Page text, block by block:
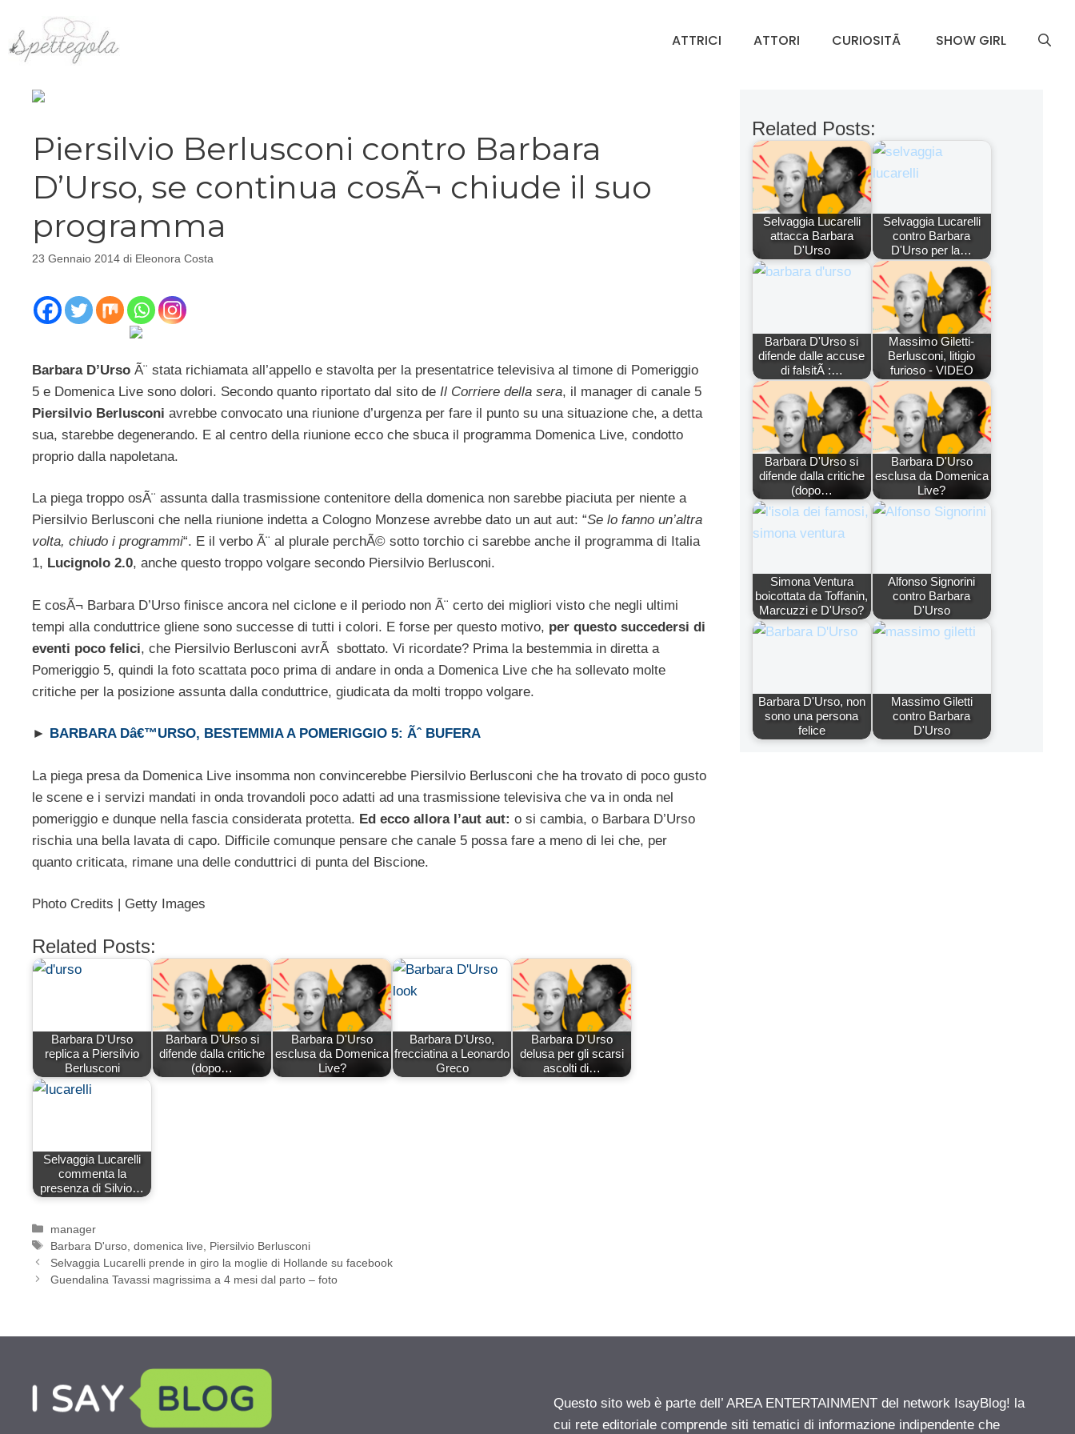
contenuto
ATTRICI ATTORI CURIOSITÃ SHOW GIRL
Piersilvio Berlusconi contro Barbara
D’Urso, se continua cosÃ¬ chiude il suo
programma
23 Gennaio 2014 di Eleonora Costa
Barbara D’Urso Ã¨ stata richiamata all’appello e stavolta per la presentatrice televisiva al timone di Pomeriggio
5 e Domenica Live sono dolori. Secondo quanto riportato dal sito de Il Corriere della sera, il manager di canale 5
Piersilvio Berlusconi avrebbe convocato una riunione d’urgenza per fare il punto su una situazione che, a detta
sua, starebbe degenerando. E al centro della riunione ecco che sbuca il programma Domenica Live, condotto
proprio dalla napoletana.
La piega troppo osÃ¨ assunta dalla trasmissione contenitore della domenica non sarebbe piaciuta per niente a
Piersilvio Berlusconi che nella riunione indetta a Cologno Monzese avrebbe dato un aut aut: “Se lo fanno un’altra
volta, chiudo i programmi“. E il verbo Ã¨ al plurale perchÃ© sotto torchio ci sarebbe anche il programma di Italia
1, Lucignolo 2.0, anche questo troppo volgare secondo Piersilvio Berlusconi.
E cosÃ¬ Barbara D’Urso finisce ancora nel ciclone e il periodo non Ã¨ certo dei migliori visto che negli ultimi
tempi alla conduttrice gliene sono successe di tutti i colori. E forse per questo motivo, per questo succedersi di
eventi poco felici, che Piersilvio Berlusconi avrÃ sbottato. Vi ricordate? Prima la bestemmia in diretta a
Pomeriggio 5, quindi la foto scattata poco prima di andare in onda a Domenica Live che ha sollevato molte
critiche per la posizione assunta dalla conduttrice, giudicata da molti troppo volgare.
► BARBARA Dâ€™URSO, BESTEMMIA A POMERIGGIO 5: Ãˆ BUFERA
La piega presa da Domenica Live insomma non convincerebbe Piersilvio Berlusconi che ha trovato di poco gusto
le scene e i servizi mandati in onda trovandoli poco adatti ad una trasmissione televisiva che va in onda nel
pomeriggio e dunque nella fascia considerata protetta. Ed ecco allora l’aut aut: o si cambia, o Barbara D’Urso
rischia una bella lavata di capo. Difficile comunque pensare che canale 5 possa fare a meno di lei che, per
quanto criticata, rimane una delle conduttrici di punta del Biscione.
Photo Credits | Getty Images
Related Posts:
Barbara D'Urso
replica a Piersilvio
Berlusconi
Barbara D'Urso si
difende dalla critiche
(dopo…
Barbara D'Urso
esclusa da Domenica
Live?
Barbara D'Urso,
frecciatina a Leonardo
Greco
Barbara D'Urso
delusa per gli scarsi
ascolti di…
Selvaggia Lucarelli
commenta la
presenza di Silvio…
Categorie
manager
Tag
Barbara D'urso ,domenica live
Piersilvio Berlusconi
Selvaggia Lucarelli prende in giro la moglie di Hollande su facebook
Guendalina Tavassi magrissima a 4 mesi dal parto – foto
Related Posts:
Selvaggia Lucarelli
attacca Barbara
D'Urso
Selvaggia Lucarelli
contro Barbara
D'Urso per la…
Barbara D'Urso si
difende dalle accuse
di falsitÃ :…
Massimo Giletti-
Berlusconi, litigio
furioso - VIDEO
Barbara D'Urso si
difende dalla critiche
(dopo…
Barbara D'Urso
esclusa da Domenica
Live?
Simona Ventura
boicottata da Toffanin,
Marcuzzi e D'Urso?
Alfonso Signorini
contro Barbara
D'Urso
Barbara D'Urso, non
sono una persona
felice
Massimo Giletti
contro Barbara
D'Urso
Questo sito web è parte dell’ AREA ENTERTAINMENT del network IsayBlog! la
cui rete editoriale comprende siti tematici di informazione indipendente che